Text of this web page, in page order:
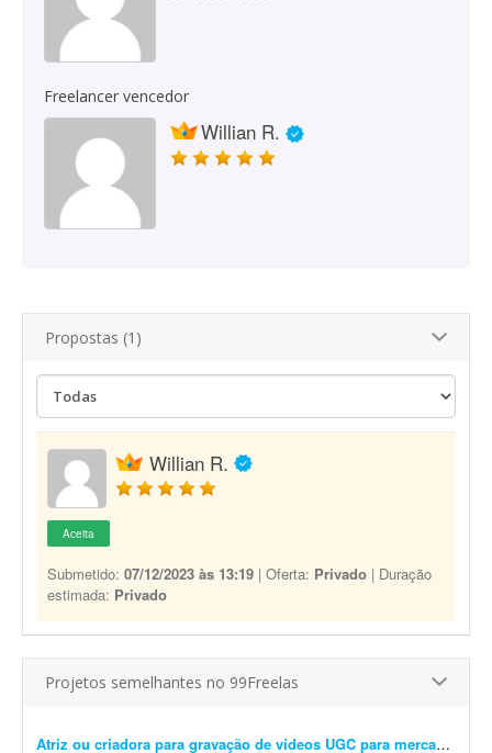
Freelancer vencedor
Willian R.
Propostas (1)
Willian R.
Aceita
Submetido: 07/12/2023 às 13:19 | Oferta: Privado | Duração
estimada: Privado
Projetos semelhantes no 99Freelas
Atriz ou criadora para gravação de vídeos UGC para mercado imobiliário